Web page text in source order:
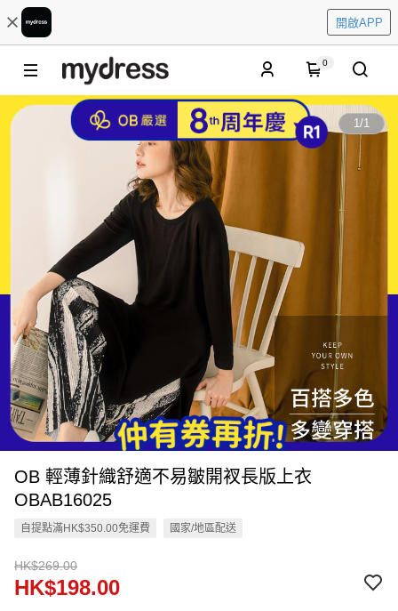
開啟APP
0
1/1
OB 輕薄針織舒適不易皺開衩長版上衣
OBAB16025
自提點滿HK$350.00免運費 國家/地區配送
HK$269.00
HK$198.00